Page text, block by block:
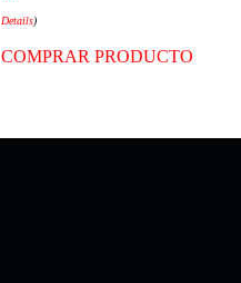
Details)
COMPRAR PRODUCTO